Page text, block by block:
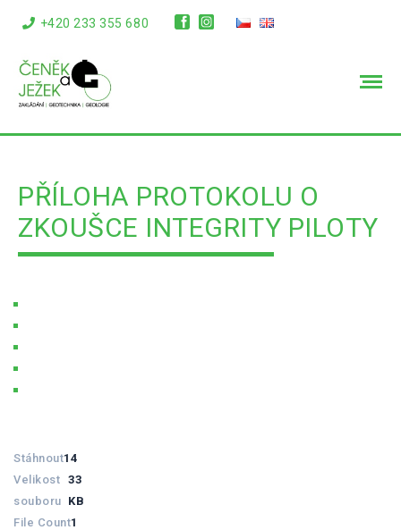
+420 233 355 680
info@cenekajezek.cz
PŘÍLOHA PROTOKOLU O
ZKOUŠCE INTEGRITY PILOTY
Stáhnout14
Velikost
souboru
33
KB
File Count1